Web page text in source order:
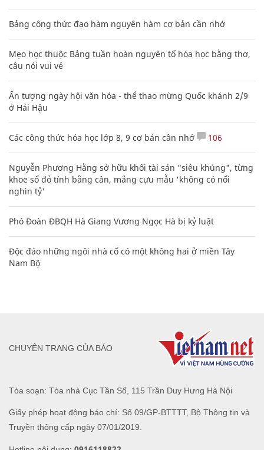
Bảng công thức đạo hàm nguyên hàm cơ bản cần nhớ
Mẹo học thuộc Bảng tuần hoàn nguyên tố hóa học bằng thơ,
câu nói vui vẻ
Ấn tượng ngày hội văn hóa - thể thao mừng Quốc khánh 2/9
ở Hải Hậu
Các công thức hóa học lớp 8, 9 cơ bản cần nhớ 106
Nguyễn Phương Hằng sở hữu khối tài sản "siêu khủng", từng
khoe sổ đỏ tính bằng cân, mắng cựu mẫu 'không có nổi
nghìn tỷ'
Phó Đoàn ĐBQH Hà Giang Vương Ngọc Hà bị kỷ luật
Độc đáo những ngôi nhà cổ có một không hai ở miền Tây
Nam Bộ
Tòa soạn: Tòa nhà Cục Tần Số, 115 Trần Duy Hưng Hà Nội
Giấy phép hoạt động báo chí: Số 09/GP-BTTTT, Bộ Thông tin và
Truyền thông cấp ngày 07/01/2019.
CHUYÊN TRANG CỦA BÁO